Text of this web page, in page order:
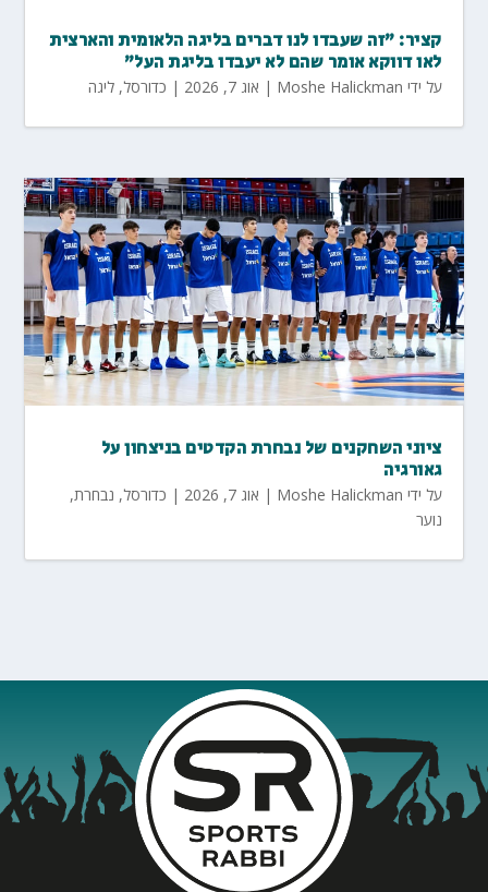
קציר: "זה שעבדו לנו דברים בליגה הלאומית והארצית
לאו דווקא אומר שהם לא יעבדו בליגת העל"
על ידי Moshe Halickman
| אוג 7, 2026 | כדורסל,ליגה
ציוני השחקנים של נבחרת הקדטים בניצחון על
גאורגיה
על ידי Moshe Halickman
| אוג 7, 2026 | כדורסל, נבחרת,
נוער